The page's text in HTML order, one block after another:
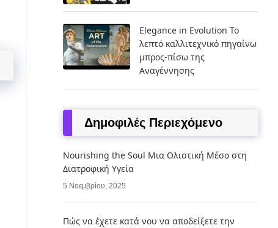
Elegance in Evolution Το
λεπτό καλλιτεχνικό πηγαίνω
μπρος-πίσω της
Αναγέννησης
Δημοφιλές Περιεχόμενο
Nourishing the Soul Μια Ολιστική Μέσο στη
Διατροφική Υγεία
5 Νοεμβρίου, 2025
Πώς να έχετε κατά νου να αποδείξετε την